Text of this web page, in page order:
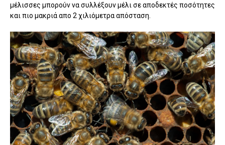
μέλισσες μπορούν να συλλέξουν μέλι σε αποδεκτές ποσότητες
και πιο μακριά απο 2 χιλιόμετρα απόσταση.